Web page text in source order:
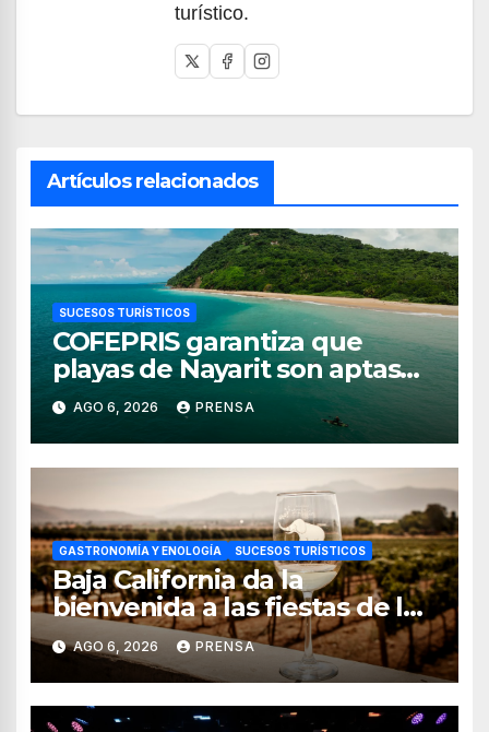
turístico.
Artículos relacionados
SUCESOS TURÍSTICOS
COFEPRIS garantiza que
playas de Nayarit son aptas
para uso recreativo
AGO 6, 2026 PRENSA
GASTRONOMÍA Y ENOLOGÍA SUCESOS TURÍSTICOS
Baja California da la
bienvenida a las fiestas de la
vendimia 2026
AGO 6, 2026 PRENSA